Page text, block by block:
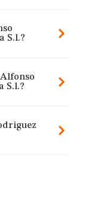
S.l.?
S.l.?